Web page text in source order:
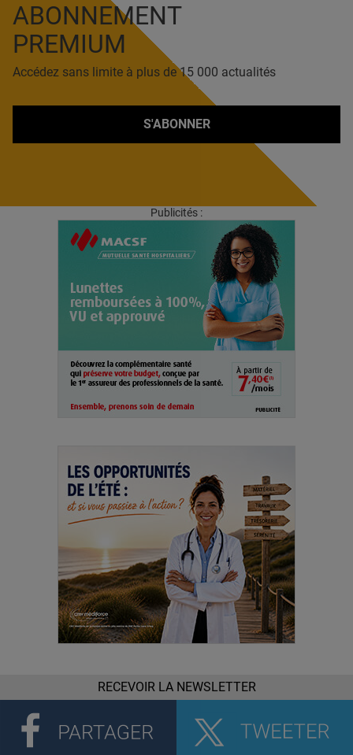
ABONNEMENT
PREMIUM
Accédez sans limite à plus de 15 000 actualités
S'ABONNER
Publicités :
RECEVOIR LA NEWSLETTER